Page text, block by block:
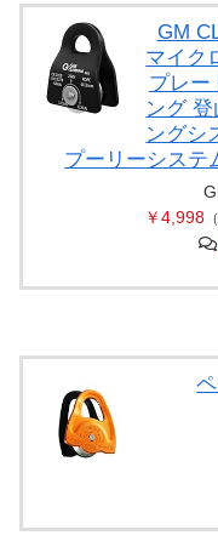
GM
マイク
プレー
ング
ングシ
プーリーシステ
￥4,998